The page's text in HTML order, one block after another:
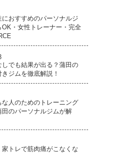
におすすめのパーソナルジ
OK・女性トレーナー・完全
しでも結果が出る？蒲田の
ジムを徹底解説！
な人のためのトレーニング
田のパーソナルジムが解
家トレで筋肉痛がこなくな